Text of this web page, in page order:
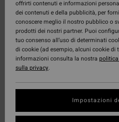
offrirti contenuti e informazioni
dei contenuti e della pubblicità, per
conoscere meglio il nostro pubblico o
prodotti dei nostri partner. Puoi
tuo consenso all’uso di determinati
di cookie (ad esempio, alcuni cookie
informazioni consulta la nostra
sulla privacy.
Impostazioni